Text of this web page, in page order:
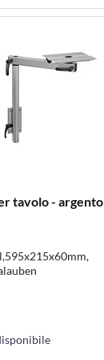
tavolo - argento